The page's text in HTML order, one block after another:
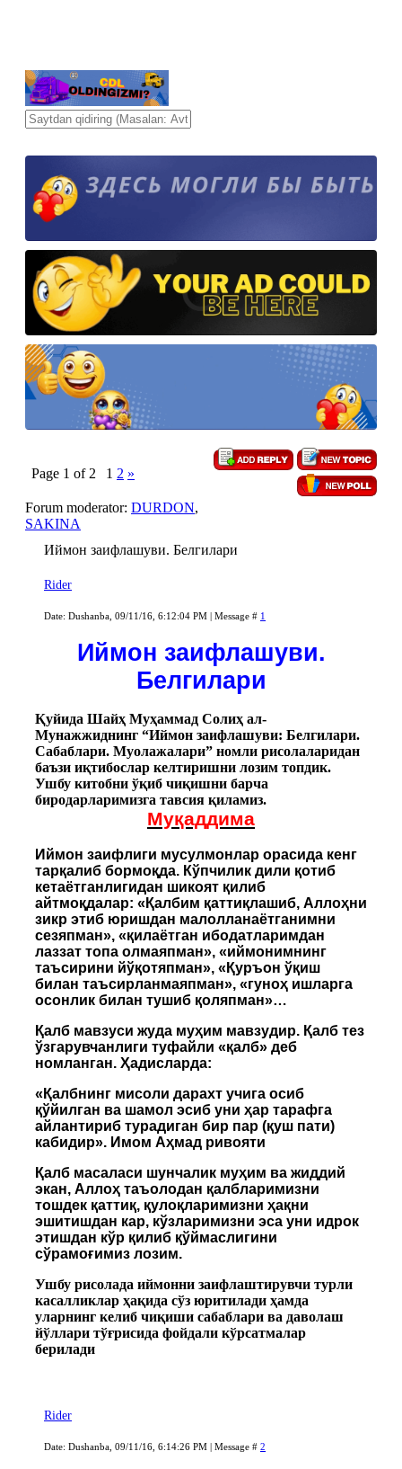
Page 1 of 2 1 2 »
Forum moderator: DURDON,
SAKINA
Иймон заифлашуви. Белгилари
Rider
Date: Dushanba, 09/11/16, 6:12:04 PM | Message # 1
Иймон заифлашуви.
Белгилари
Қуйида Шайҳ Муҳаммад Солиҳ ал-
Мунажжиднинг “Иймон заифлашуви: Белгилари.
Сабаблари. Муолажалари” номли рисолаларидан
баъзи иқтибослар келтиришни лозим топдик.
Ушбу китобни ўқиб чиқишни барча
биродарларимизга тавсия қиламиз.
Муқаддима
Иймон заифлиги мусулмонлар орасида кенг
тарқалиб бормоқда. Кўпчилик дили қотиб
кетаётганлигидан шикоят қилиб
айтмоқдалар: «Қалбим қаттиқлашиб, Аллоҳни
зикр этиб юришдан малолланаётганимни
сезяпман», «қилаётган ибодатларимдан
лаззат топа олмаяпман», «иймонимнинг
таъсирини йўқотяпман», «Қуръон ўқиш
билан таъсирланмаяпман», «гуноҳ ишларга
осонлик билан тушиб қоляпман»…
Қалб мавзуси жуда муҳим мавзудир. Қалб тез
ўзгарувчанлиги туфайли «қалб» деб
номланган. Ҳадисларда:
«Қалбнинг мисоли дарахт учига осиб
қўйилган ва шамол эсиб уни ҳар тарафга
айлантириб турадиган бир пар (қуш пати)
кабидир». Имом Аҳмад ривояти
Қалб масаласи шунчалик муҳим ва жиддий
экан, Аллоҳ таъолодан қалбларимизни
тошдек қаттиқ, қулоқларимизни ҳақни
эшитишдан кар, кўзларимизни эса уни идрок
этишдан кўр қилиб қўймаслигини
сўрамоғимиз лозим.
Ушбу рисолада иймонни заифлаштирувчи турли
касалликлар ҳақида сўз юритилади ҳамда
уларнинг келиб чиқиши сабаблари ва даволаш
йўллари тўғрисида фойдали кўрсатмалар
берилади
Rider
Date: Dushanba, 09/11/16, 6:14:26 PM | Message # 2